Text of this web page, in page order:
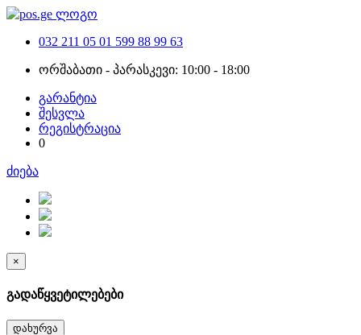
032 211 05 01 599 88 99 63
ორშაბათი - პარასკევი: 10:00 - 18:00
გარანტია
შესვლა
რეგისტრაცია
0
ძიება
×
გადაწყვეტილებები
დახურვა